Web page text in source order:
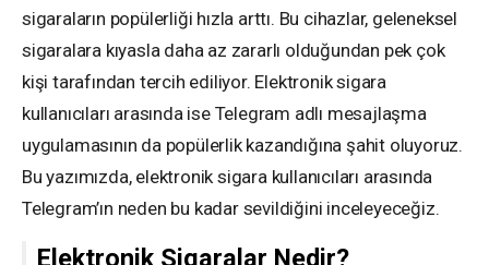
sigaraların popülerliği hızla arttı. Bu cihazlar, geleneksel
sigaralara kıyasla daha az zararlı olduğundan pek çok
kişi tarafından tercih ediliyor. Elektronik sigara
kullanıcıları arasında ise Telegram adlı mesajlaşma
uygulamasının da popülerlik kazandığına şahit oluyoruz.
Bu yazımızda, elektronik sigara kullanıcıları arasında
Telegram’ın neden bu kadar sevildiğini inceleyeceğiz.